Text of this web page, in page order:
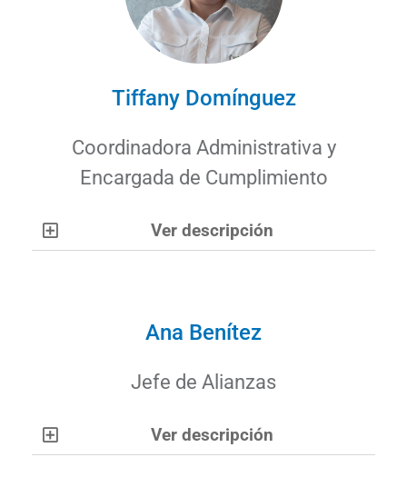
Tiffany Domínguez
Coordinadora Administrativa y
Encargada de Cumplimiento
Ver descripción
Ana Benítez
Jefe de Alianzas
Ver descripción